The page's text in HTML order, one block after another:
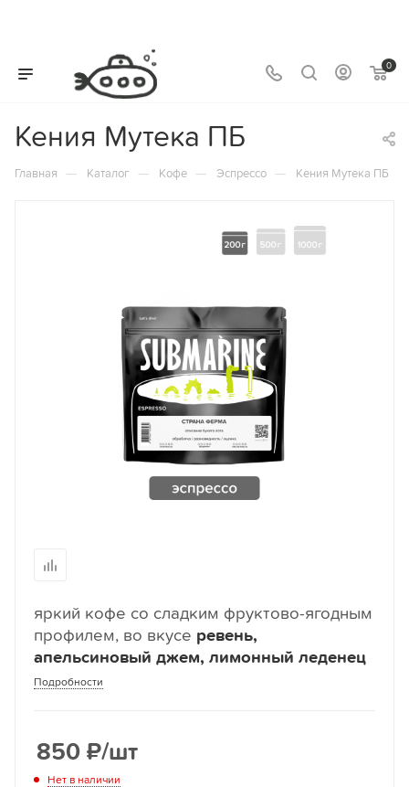
0
Кения Мутека ПБ
Главная — Каталог — Кофе — Эспрессо — Кения Мутека ПБ
яркий кофе со сладким фруктово-ягодным
профилем, во вкусе ревень,
апельсиновый джем, лимонный леденец
Подробности
850 ₽/шт
Нет в наличии